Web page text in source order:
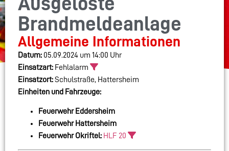
Brandmeldeanlage
Allgemeine Informationen
Datum: 05.09.2024 um 14:00 Uhr
Einsatzart: Fehlalarm
Einsatzort:Schulstraße, Hattersheim
Einheiten und Fahrzeuge:
Feuerwehr Eddersheim
Feuerwehr Hattersheim
Feuerwehr Okriftel: HLF 20